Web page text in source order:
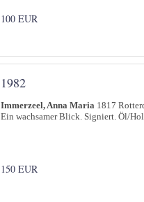
100 EUR
1982
Immerzeel, Anna Maria 1817
Ein wachsamer Blick. Signiert. Öl/
150 EUR